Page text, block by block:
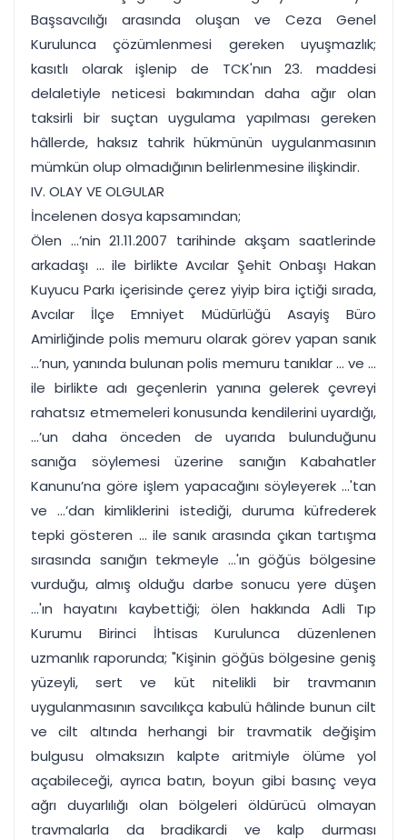
Başsavcılığı arasında oluşan ve Ceza Genel
Kurulunca çözümlenmesi gereken uyuşmazlık;
kasıtlı olarak işlenip de TCK'nın 23. maddesi
delaletiyle neticesi bakımından daha ağır olan
taksirli bir suçtan uygulama yapılması gereken
hâllerde, haksız tahrik hükmünün uygulanmasının
mümkün olup olmadığının belirlenmesine ilişkindir.
IV. OLAY VE OLGULAR
İncelenen dosya kapsamından;
Ölen ...’nin 21.11.2007 tarihinde akşam saatlerinde
arkadaşı ... ile birlikte Avcılar Şehit Onbaşı Hakan
Kuyucu Parkı içerisinde çerez yiyip bira içtiği sırada,
Avcılar İlçe Emniyet Müdürlüğü Asayiş Büro
Amirliğinde polis memuru olarak görev yapan sanık
...’nun, yanında bulunan polis memuru tanıklar ... ve ...
ile birlikte adı geçenlerin yanına gelerek çevreyi
rahatsız etmemeleri konusunda kendilerini uyardığı,
...’un daha önceden de uyarıda bulunduğunu
sanığa söylemesi üzerine sanığın Kabahatler
Kanunu’na göre işlem yapacağını söyleyerek ...'tan
ve ...’dan kimliklerini istediği, duruma küfrederek
tepki gösteren ... ile sanık arasında çıkan tartışma
sırasında sanığın tekmeyle ...'ın göğüs bölgesine
vurduğu, almış olduğu darbe sonucu yere düşen
...'ın hayatını kaybettiği; ölen hakkında Adli Tıp
Kurumu Birinci İhtisas Kurulunca düzenlenen
uzmanlık raporunda; "Kişinin göğüs bölgesine geniş
yüzeyli, sert ve küt nitelikli bir travmanın
uygulanmasının savcılıkça kabulü hâlinde bunun cilt
ve cilt altında herhangi bir travmatik değişim
bulgusu olmaksızın kalpte aritmiyle ölüme yol
açabileceği, ayrıca batın, boyun gibi basınç veya
ağrı duyarlılığı olan bölgeleri öldürücü olmayan
travmalarla da bradikardi ve kalp durması